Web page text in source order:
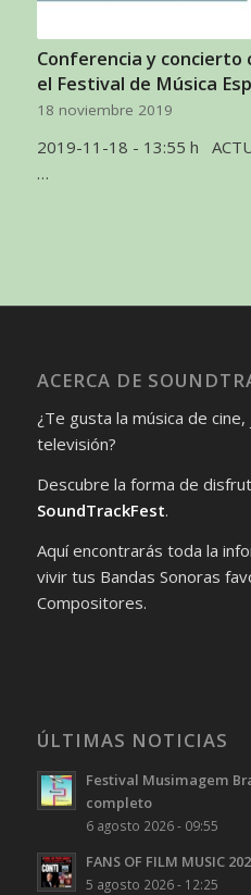
Conferencia y concierto
el Festival de Música
18 noviembre 2019
2019-11-18 - 13:55 h
…
ACERCA DE
¿Te gusta la música de
televisión?
Descubre la forma de
SoundTrackFest.
Aquí encontrarás toda la
vivir tus Bandas Sonoras
Compositores.
ÚLTIMAS NOTICIAS
Festival Musimagem
completo
6 agosto 2026 - 09:55
FANS OF FILM MUSIC
5 agosto 2026 - 12:25